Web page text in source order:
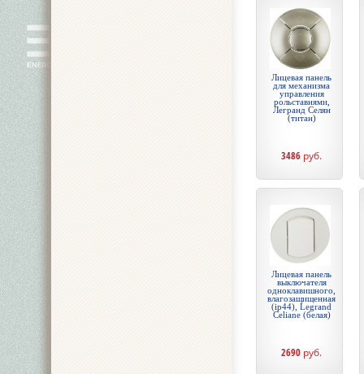
Лицевая панель
для механизма
управления
рольставнями,
Легранд Селян
(титан)
3486 руб.
Лицевая панель
выключателя
одноклавишного,
влагозащищенная
(ip44), Legrand
Celiane (белая)
2690 руб.